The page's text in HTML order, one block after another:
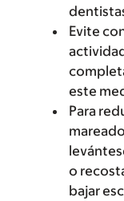
Evite
este
Para
o
bajar